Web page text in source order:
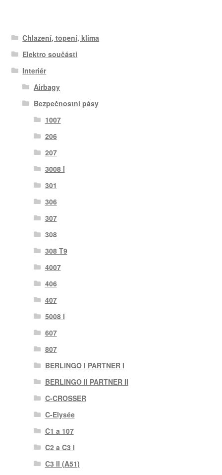
Chlazení, topení, klima
Elektro součásti
Interiér
Airbagy
Bezpečnostní pásy
1007
206
207
3008 I
301
306
307
308
308 T9
4007
406
407
5008 I
607
807
BERLINGO I PARTNER I
BERLINGO II PARTNER II
C-CROSSER
C-Elysée
C1 a 107
C2 a C3 I
C3 II (A51)